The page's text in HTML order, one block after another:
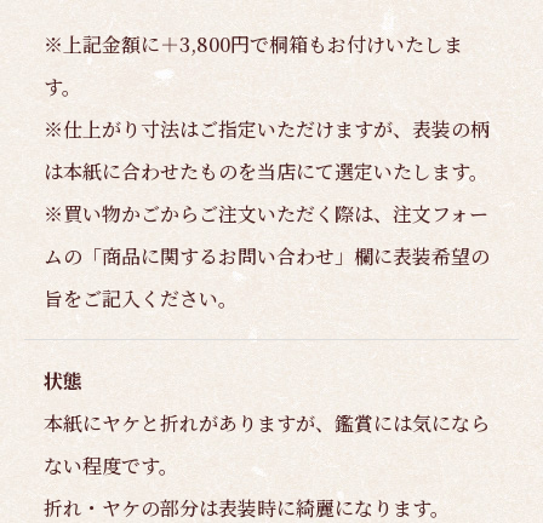
※上記金額に＋3,800円で桐箱もお付けいたしま
す。
※仕上がり寸法はご指定いただけますが、表装の柄
は本紙に合わせたものを当店にて選定いたします。
※買い物かごからご注文いただく際は、注文フォー
ムの「商品に関するお問い合わせ」欄に表装希望の
旨をご記入ください。
状態
本紙にヤケと折れがありますが、鑑賞には気になら
ない程度です。
折れ・ヤケの部分は表装時に綺麗になります。